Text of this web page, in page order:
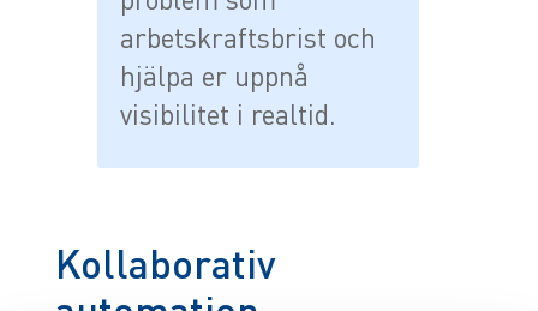
arbetskraftsbrist och
hjälpa er uppnå
visibilitet i realtid.
Kollaborativ